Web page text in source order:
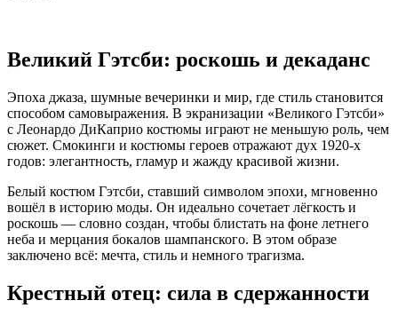
Великий Гэтсби: роскошь и декаданс
Эпоха джаза, шумные вечеринки и мир, где стиль становится
способом самовыражения. В экранизации «Великого Гэтсби»
с Леонардо ДиКаприо костюмы играют не меньшую роль, чем
сюжет. Смокинги и костюмы героев отражают дух 1920-х
годов: элегантность, гламур и жажду красивой жизни.
Белый костюм Гэтсби, ставший символом эпохи, мгновенно
вошёл в историю моды. Он идеально сочетает лёгкость и
роскошь — словно создан, чтобы блистать на фоне летнего
неба и мерцания бокалов шампанского. В этом образе
заключено всё: мечта, стиль и немного трагизма.
Крестный отец: сила в сдержанности